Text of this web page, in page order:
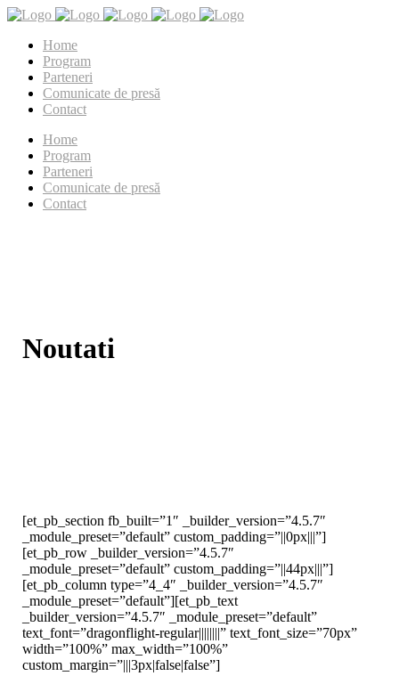
Home
Program
Parteneri
Comunicate de presă
Contact
Home
Program
Parteneri
Comunicate de presă
Contact
Noutati
[et_pb_section fb_built=”1″ _builder_version=”4.5.7″
_module_preset=”default” custom_padding=”||0px|||”]
[et_pb_row _builder_version=”4.5.7″
_module_preset=”default” custom_padding=”||44px|||”]
[et_pb_column type=”4_4″ _builder_version=”4.5.7″
_module_preset=”default”][et_pb_text
_builder_version=”4.5.7″ _module_preset=”default”
text_font=”dragonflight-regular||||||||” text_font_size=”70px”
width=”100%” max_width=”100%”
custom_margin=”|||3px|false|false”]